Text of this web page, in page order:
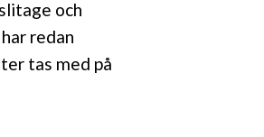
och
redan
tas med på